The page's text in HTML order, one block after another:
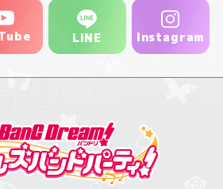
LINE Instagram